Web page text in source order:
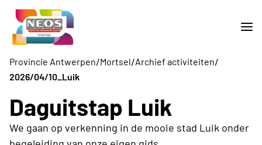
Provincie Antwerpen/Mortsel/Archief activiteiten/
2026/04/10_Luik
Daguitstap Luik
We gaan op verkenning in de mooie stad Luik onder